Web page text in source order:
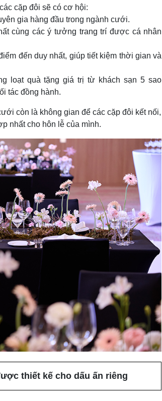
cặp đôi sẽ có cơ hội:
gia hàng đầu trong ngành cưới.
cùng các ý tưởng trang trí được cá nhân
đến duy nhất, giúp tiết kiệm thời gian và
loạt quà tặng giá trị từ khách sạn 5 sao
tác đồng hành.
còn là không gian để các cặp đôi kết nối,
nhất cho hôn lễ của mình.
thiết kế cho dấu ấn riêng